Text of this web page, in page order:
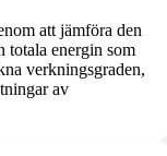
att jämföra den
totala energin som
verkningsgraden,
av